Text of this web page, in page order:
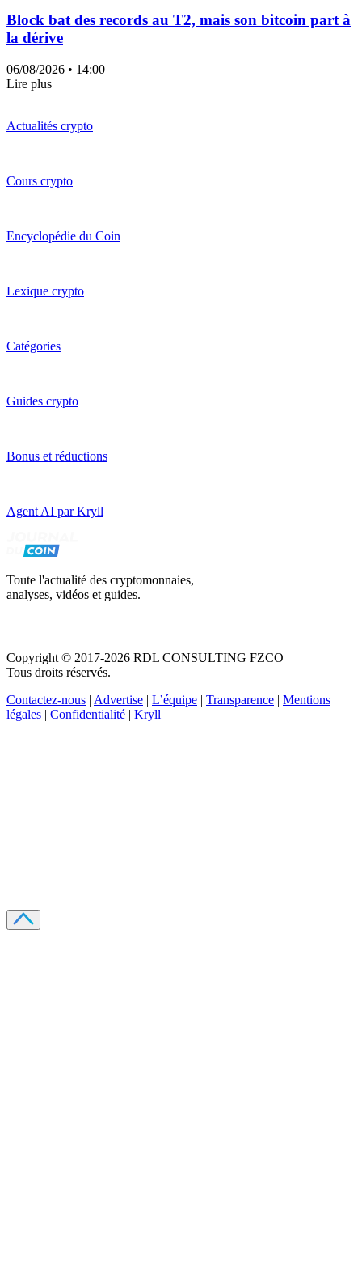
Block bat des records au T2, mais son bitcoin part à
la dérive
06/08/2026 • 14:00
Lire plus
Actualités crypto
Cours crypto
Encyclopédie du Coin
Lexique crypto
Catégories
Guides crypto
Bonus et réductions
Agent AI par Kryll
Toute l'actualité des cryptomonnaies,
analyses, vidéos et guides.
Copyright © 2017-2026 RDL CONSULTING FZCO
Tous droits réservés.
Contactez-nous | Advertise | L’équipe | Transparence | Mentions
légales | Confidentialité | Kryll